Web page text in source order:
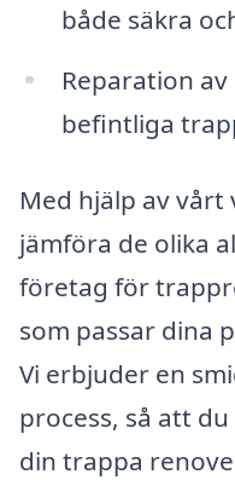
både säkra
Reparation
befintliga
Med hjälp av
jämföra de olika
företag för
som passar dina
Vi erbjuder en
process, så att
din trappa